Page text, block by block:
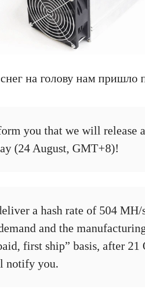
на голову нам пришло
you that we will release
(24 August, GMT+8)!
a hash rate of 504
and the
first ship” basis, after 21
notify you.